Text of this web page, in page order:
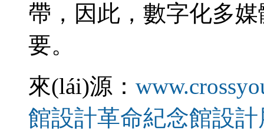
帶，因此，數字
要。
來(lái)源：
館設計革命紀念館設計